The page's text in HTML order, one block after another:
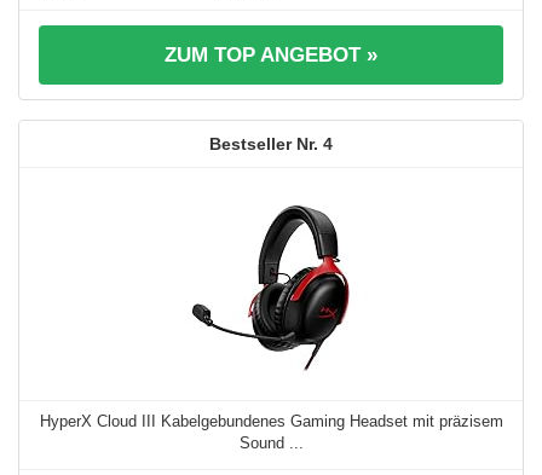
ZUM TOP ANGEBOT »
4
HyperX Cloud III Kabelgebundenes Gaming Headset mit präzisem
Sound ...